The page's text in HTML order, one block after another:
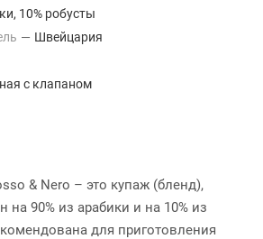
10% робусты
— Швейцария
с клапаном
& Nero – это купаж (бленд),
на 90% из арабики и на 10% из
для приготовления